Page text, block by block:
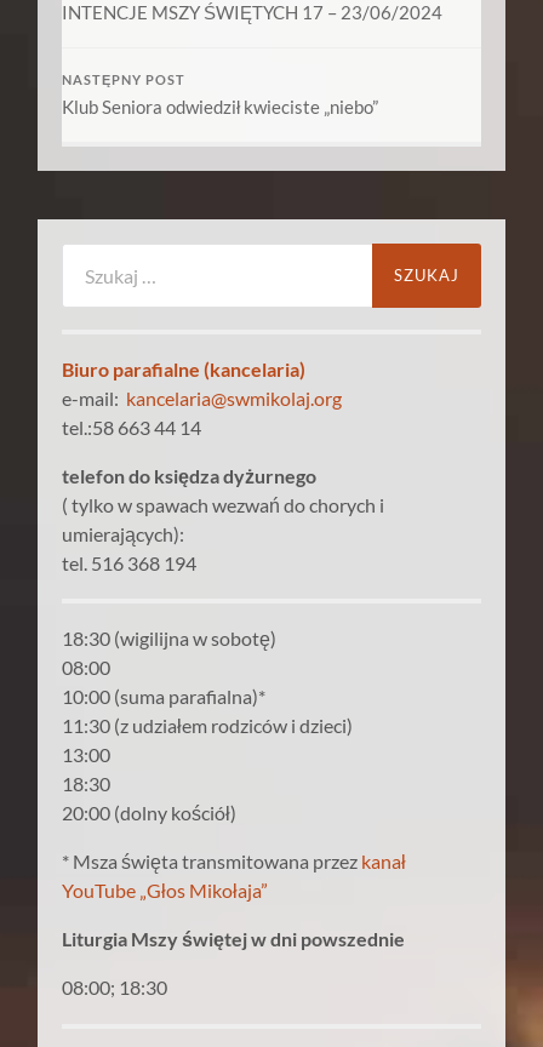
INTENCJE MSZY ŚWIĘTYCH 17 – 23/06/2024
NASTĘPNY POST
Klub Seniora odwiedził kwieciste „niebo”
Biuro parafialne (kancelaria)
e-mail: kancelaria@swmikolaj.org
tel.:58 663 44 14
telefon do księdza dyżurnego
( tylko w spawach wezwań do chorych i
umierających):
tel. 516 368 194
18:30 (wigilijna w sobotę)
08:00
10:00 (suma parafialna)*
11:30 (z udziałem rodziców i dzieci)
13:00
18:30
20:00 (dolny kościół)
* Msza święta transmitowana przez kanał
YouTube „Głos Mikołaja”
Liturgia Mszy świętej w dni powszednie
08:00; 18:30